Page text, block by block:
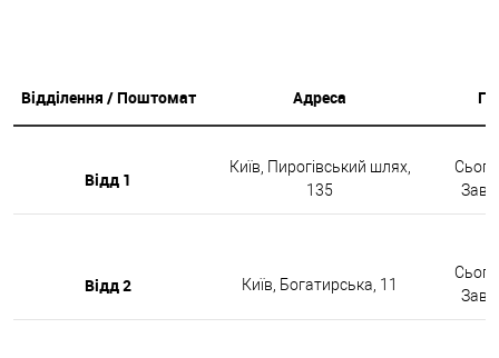
Відділення / Поштомат Адреса
Відд 1
Київ, Пирогівський шлях,
135
Відд 2 Київ, Богатирська, 11